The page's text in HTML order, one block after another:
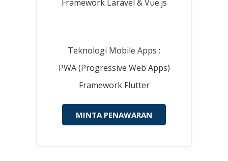
Framework Laravel & Vue.js
Teknologi Mobile Apps :
PWA (Progressive Web Apps)
Framework Flutter
MINTA PENAWARAN